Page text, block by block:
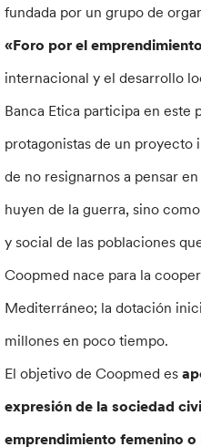
fundada por un grupo de
«Foro por el
internacional y el desarrollo
Banca Etica participa en
protagonistas de un
de no resignarnos a pensar
huyen de la guerra, sino
y social de las poblaciones
Coopmed nace para la
Mediterráneo; la dotación
millones en poco tiempo.
El objetivo de Coopmed es
expresión de la sociedad
emprendimiento femenino